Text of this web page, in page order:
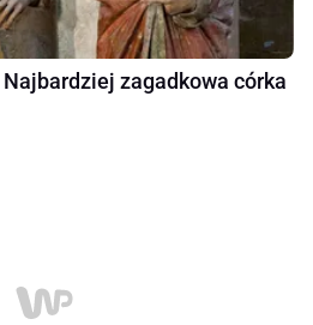
zagadkowa córka